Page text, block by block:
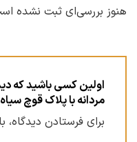
هنوز بررسی‌ای ثبت نشده
اولین کسی باشید که
مردانه با پلاک قوچ
برای فرستادن دیدگاه،